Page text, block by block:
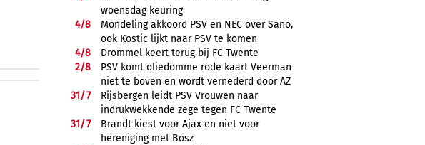
woensdag keuring
4/8
Mondeling akkoord PSV en NEC over Sano,
ook Kostic lijkt naar PSV te komen
4/8
Drommel keert terug bij FC Twente
2/8
PSV komt oliedomme rode kaart Veerman
niet te boven en wordt vernederd door AZ
31/7
Rijsbergen leidt PSV Vrouwen naar
indrukwekkende zege tegen FC Twente
31/7
Brandt kiest voor Ajax en niet voor
hereniging met Bosz